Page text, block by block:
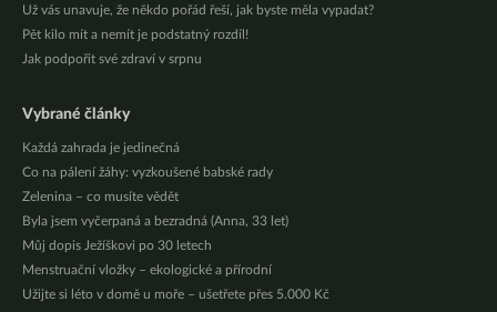
Už vás unavuje, že někdo pořád řeší, jak byste měla vypadat?
Pět kilo mít a nemít je podstatný rozdíl!
Jak podpořit své zdraví v srpnu
Vybrané články
Každá zahrada je jedinečná
Co na pálení žáhy: vyzkoušené babské rady
Zelenina – co musíte vědět
Byla jsem vyčerpaná a bezradná (Anna, 33 let)
Můj dopis Ježíškovi po 30 letech
Menstruační vložky – ekologické a přírodní
Užijte si léto v domě u moře – ušetřete přes 5.000 Kč